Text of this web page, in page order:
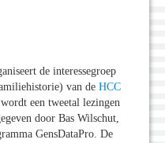
de interessegroep
van de HCC
een tweetal lezingen
door Bas Wilschut,
GensDataPro. De